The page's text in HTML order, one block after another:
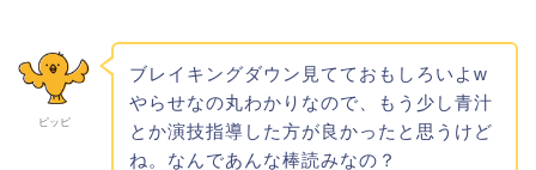
ピッピ
ブレイキングダウン見てておもしろいよw
やらせなの丸わかりなので、もう少し青汁
とか演技指導した方が良かったと思うけど
ね。なんであんな棒読みなの？